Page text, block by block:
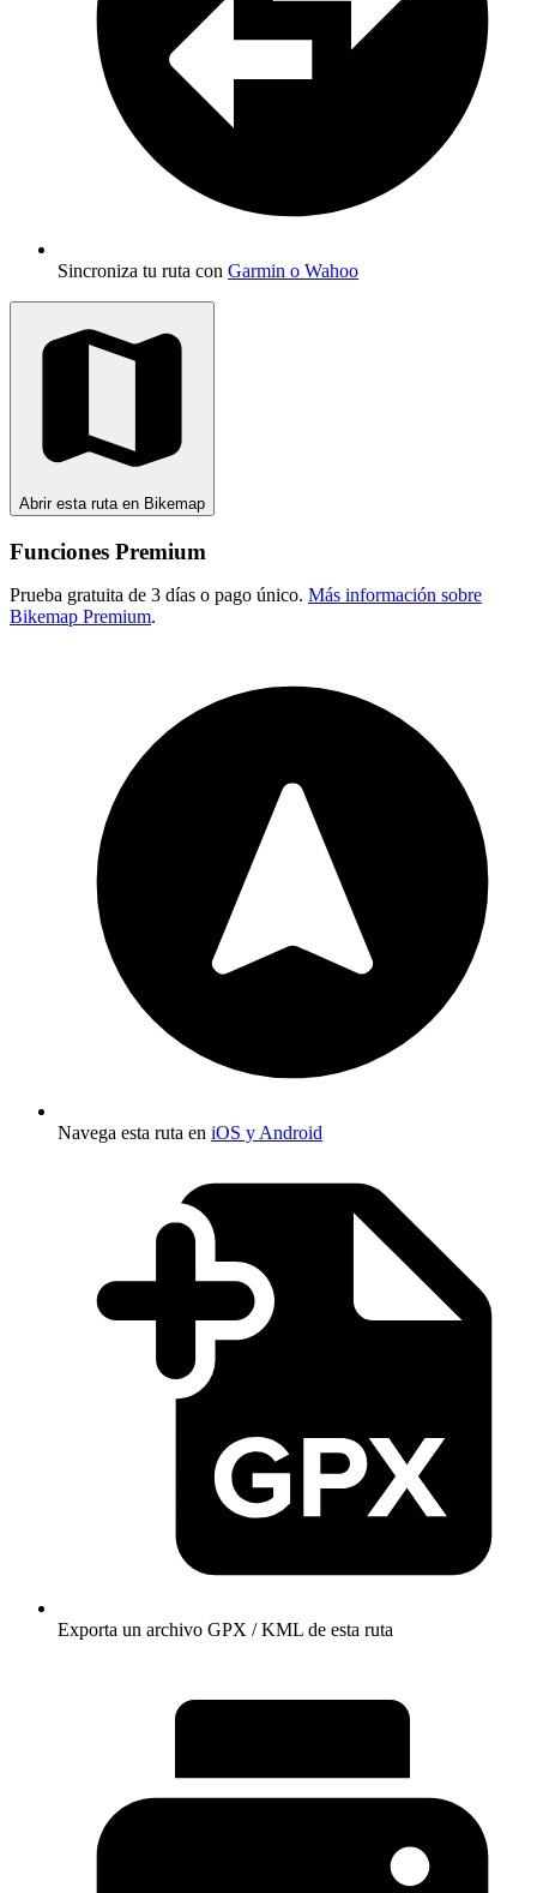
Sincroniza tu ruta con Garmin o Wahoo
Abrir esta ruta en Bikemap
Funciones Premium
Prueba gratuita de 3 días o pago único. Más información sobre
Bikemap Premium.
Navega esta ruta en iOS y Android
Exporta un archivo GPX / KML de esta ruta